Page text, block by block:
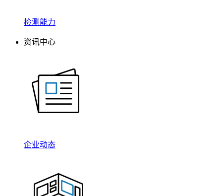
检测能力
资讯中心
企业动态